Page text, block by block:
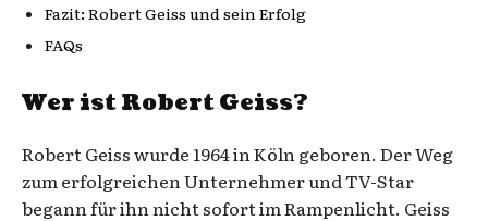
Fazit: Robert Geiss und sein Erfolg
FAQs
Wer ist Robert Geiss?
Robert Geiss wurde 1964 in Köln geboren. Der Weg
zum erfolgreichen Unternehmer und TV-Star
begann für ihn nicht sofort im Rampenlicht. Geiss